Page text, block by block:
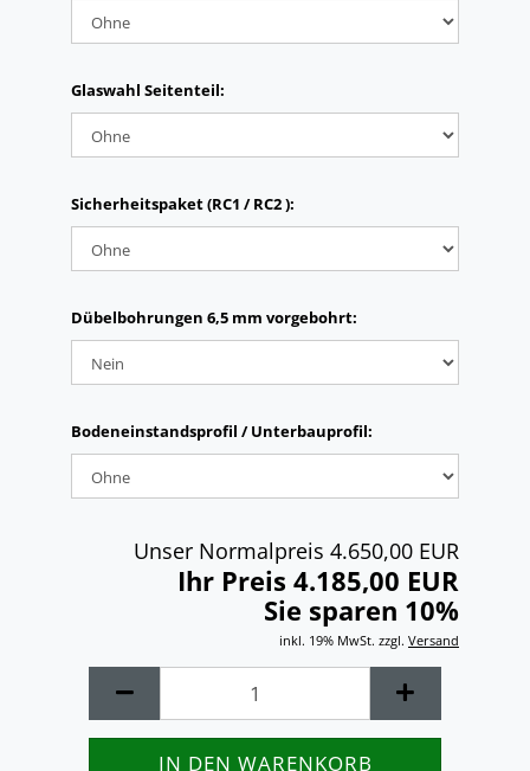
Glaswahl Seitenteil:
Sicherheitspaket (RC1 / RC2 ):
Dübelbohrungen 6,5 mm vorgebohrt:
Bodeneinstandsprofil / Unterbauprofil:
Unser Normalpreis 4.650,00 EUR
Ihr Preis 4.185,00 EUR
Sie sparen 10%
inkl. 19% MwSt. zzgl. Versand